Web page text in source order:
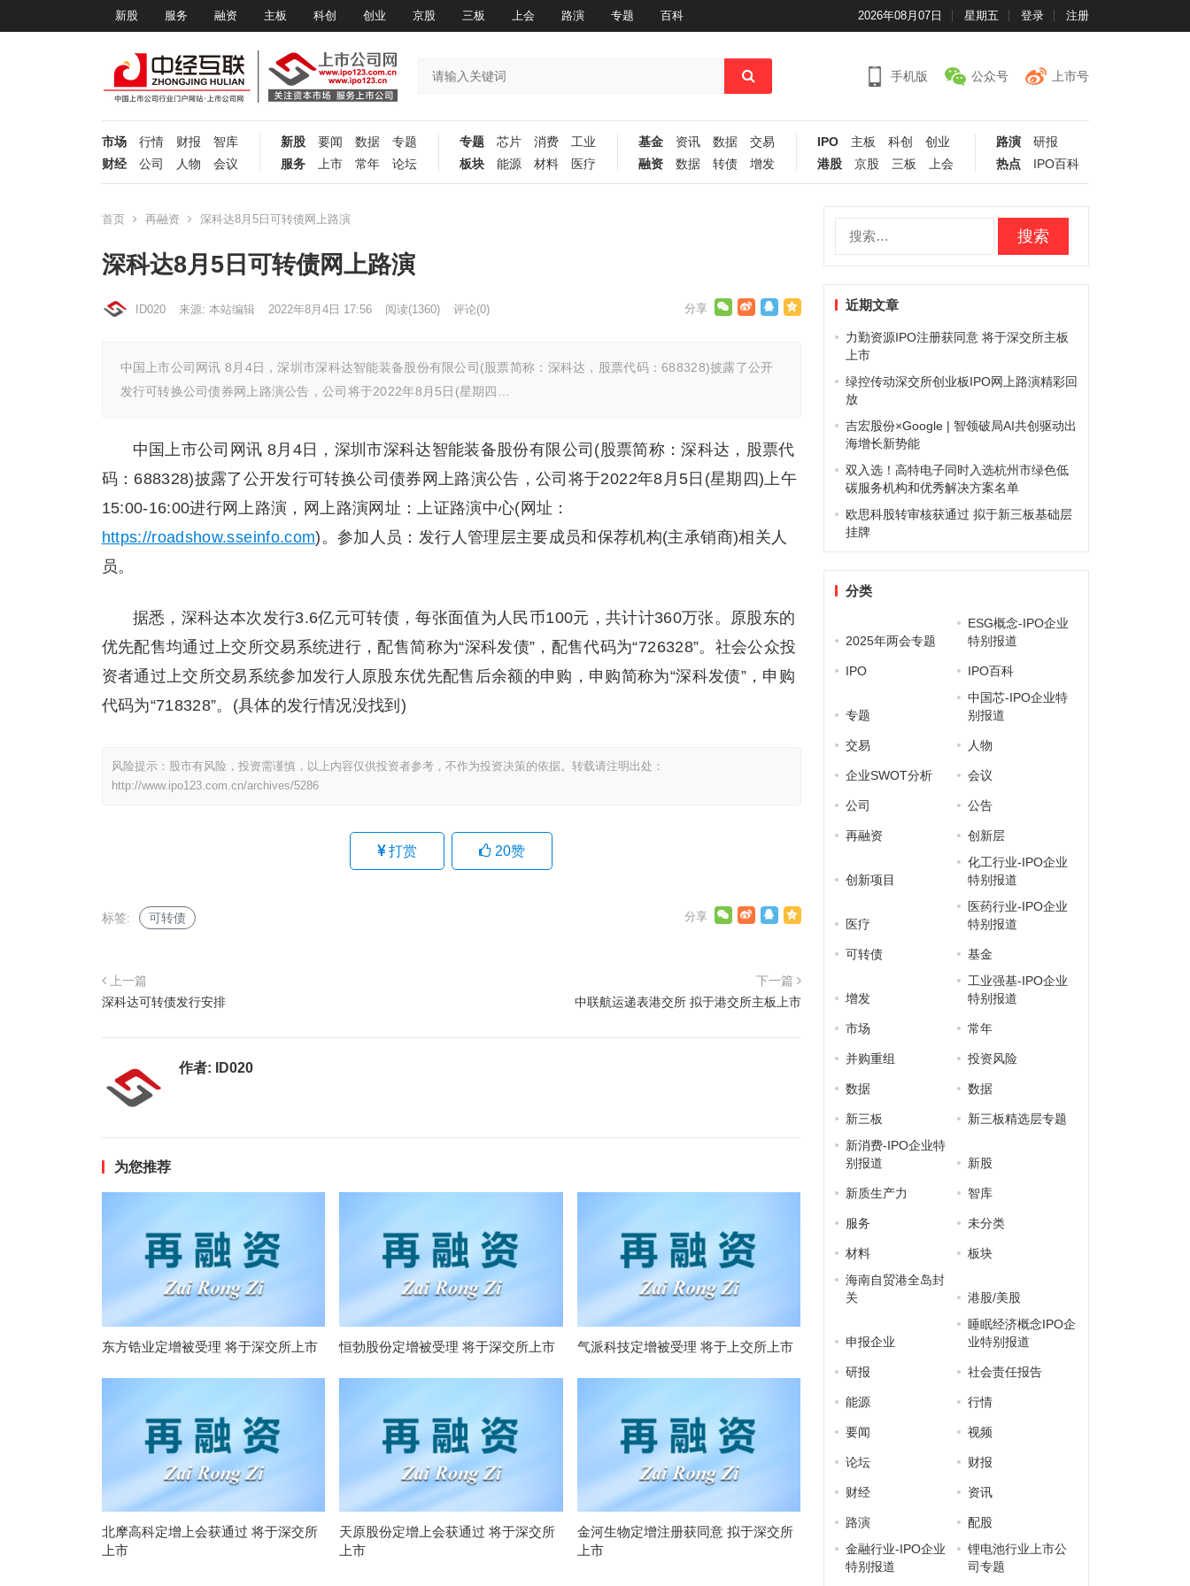
新股 服务 融资 主板 科创 创业 京股 三板 上会 路演 专题 百科 2026年08月07日 星期五 登录 注册
手机版 公众号 上市号
市场 行情 财报
智库
财经
公司 人物 会议
新股 要闻 数据
专题
服务
上市 常年 论坛
专题 芯片 消费
工业
板块
能源 材料 医疗
基金 资讯 数据
交易
融资
数据 转债 增发
IPO 主板 科创
创业
港股
京股 三板 上会
路演
研报
热点
IPO百科
首页 再融资 深科达8月5日可转债网上路演
深科达8月5日可转债网上路演
ID020 来源: 本站编辑 2022年8月4日 17:56 阅读(1360) 评论(0)
中国上市公司网讯 8月4日，深圳市深科达智能装备股份有限公司(股票简称：深科达，股票代码：688328)披露了公开
发行可转换公司债券网上路演公告，公司将于2022年8月5日(星期四…
中国上市公司网讯 8月4日，深圳市深科达智能装备股份有限公司(股票简称：深科达，股票代
码：688328)披露了公开发行可转换公司债券网上路演公告，公司将于2022年8月5日(星期四)上午
15:00-16:00进行网上路演，网上路演网址：上证路演中心(网址：
https://roadshow.sseinfo.com)。参加人员：发行人管理层主要成员和保荐机构(主承销商)相关人
员。
据悉，深科达本次发行3.6亿元可转债，每张面值为人民币100元，共计计360万张。原股东的
优先配售均通过上交所交易系统进行，配售简称为“深科发债”，配售代码为“726328”。社会公众投
资者通过上交所交易系统参加发行人原股东优先配售后余额的申购，申购简称为“深科发债”，申购
代码为“718328”。(具体的发行情况没找到)
风险提示：股市有风险，投资需谨慎，以上内容仅供投资者参考，不作为投资决策的依据。转载请注明出处：
http://www.ipo123.com.cn/archives/5286
打赏 20赞
标签: 可转债
上一篇
深科达可转债发行安排
下一篇
中联航运递表港交所 拟于港交所主板上市
作者: ID020
为您推荐
东方锆业定增被受理 将于深交所上市 恒勃股份定增被受理 将于深交所上市 气派科技定增被受理 将于上交所上市
北摩高科定增上会获通过 将于深交所
上市
天原股份定增上会获通过 将于深交所
上市
金河生物定增注册获同意 拟于深交所
上市
近期文章
力勤资源IPO注册获同意 将于深交所主板
上市
绿控传动深交所创业板IPO网上路演精彩回
放
吉宏股份×Google | 智领破局AI共创驱动出
海增长新势能
双入选！高特电子同时入选杭州市绿色低
碳服务机构和优秀解决方案名单
欧思科股转审核获通过 拟于新三板基础层
挂牌
分类
2025年两会专题
ESG概念-IPO企业
特别报道
IPO IPO百科
专题
中国芯-IPO企业特
别报道
交易 人物
企业SWOT分析 会议
公司 公告
再融资 创新层
创新项目
化工行业-IPO企业
特别报道
医疗
医药行业-IPO企业
特别报道
可转债 基金
增发
工业强基-IPO企业
特别报道
市场 常年
并购重组 投资风险
数据 数据
新三板
新三板精选层专题
新消费-IPO企业特
别报道
新股
新质生产力 智库
服务 未分类
材料
板块
海南自贸港全岛封
关
港股/美股
申报企业
睡眠经济概念IPO企
业特别报道
研报 社会责任报告
能源 行情
要闻 视频
论坛 财报
财经 资讯
路演
配股
金融行业-IPO企业
特别报道
锂电池行业上市公
司专题